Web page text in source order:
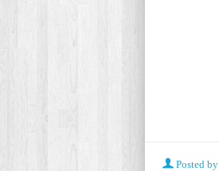
Posted by